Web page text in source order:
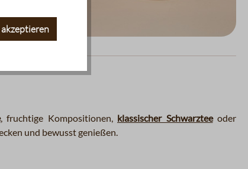
, fruchtige Kompositionen, klassischer Schwarzteeoder
und bewusst genießen.